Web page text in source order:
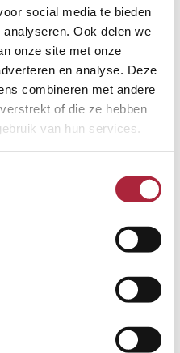
social media te bieden
Ook delen we
onze site met onze
en analyse. Deze
combineren met andere
of die ze hebben
van hun services.
Volgende Bericht